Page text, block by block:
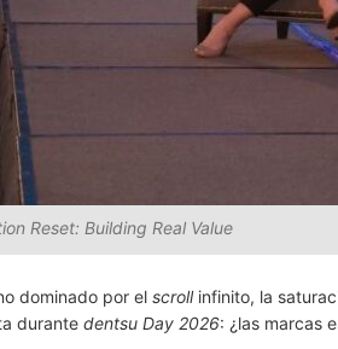
Reset: Building Real Value
dominado por el scrollinfinito, la
durante dentsu Day 2026: ¿las marcas